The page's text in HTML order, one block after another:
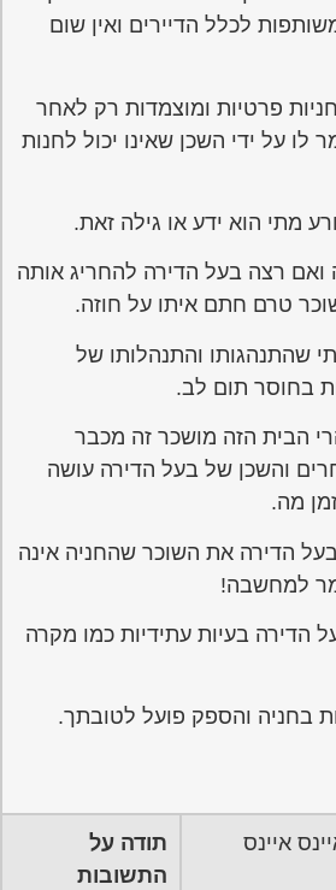
לכלל הדיירים ואין שום
פרטיות ומוצמדות רק לאחר
על ידי השכן שאינו יכול לחנות
מתי הוא ידע או גילה זאת.
רצה בעל הדירה להחריג אותה
טרם חתם איתו על חוזה.
שהתנהגותו והתנהלותו של
בחוסר תום לב.
הבית הזה מושכר זה מכבר
והשכן של בעל הדירה עושה
מה.
הדירה את השוכר שהחניה אינה
למחשבה!
הדירה בעיות עתידיות כמו מקרה
בחניה והספק פועל לטובתך.
איינס
תודה על
התשובות